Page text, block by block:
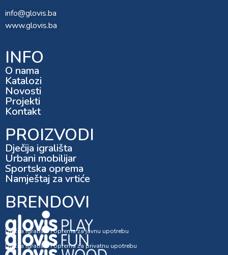
info@glovis.ba
www.glovis.ba
INFO
O nama
Katalozi
Novosti
Projekti
Kontakt
PROIZVODI
Dječija igrališta
Urbani mobilijar
Sportska oprema
Namještaj za vrtiće
BRENDOVI
Dječija igrališta i oprema za javnu upotrebu
Dječija igrališta i oprema za privatnu upotrebu